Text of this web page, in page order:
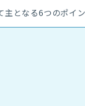
となる6つのポイ